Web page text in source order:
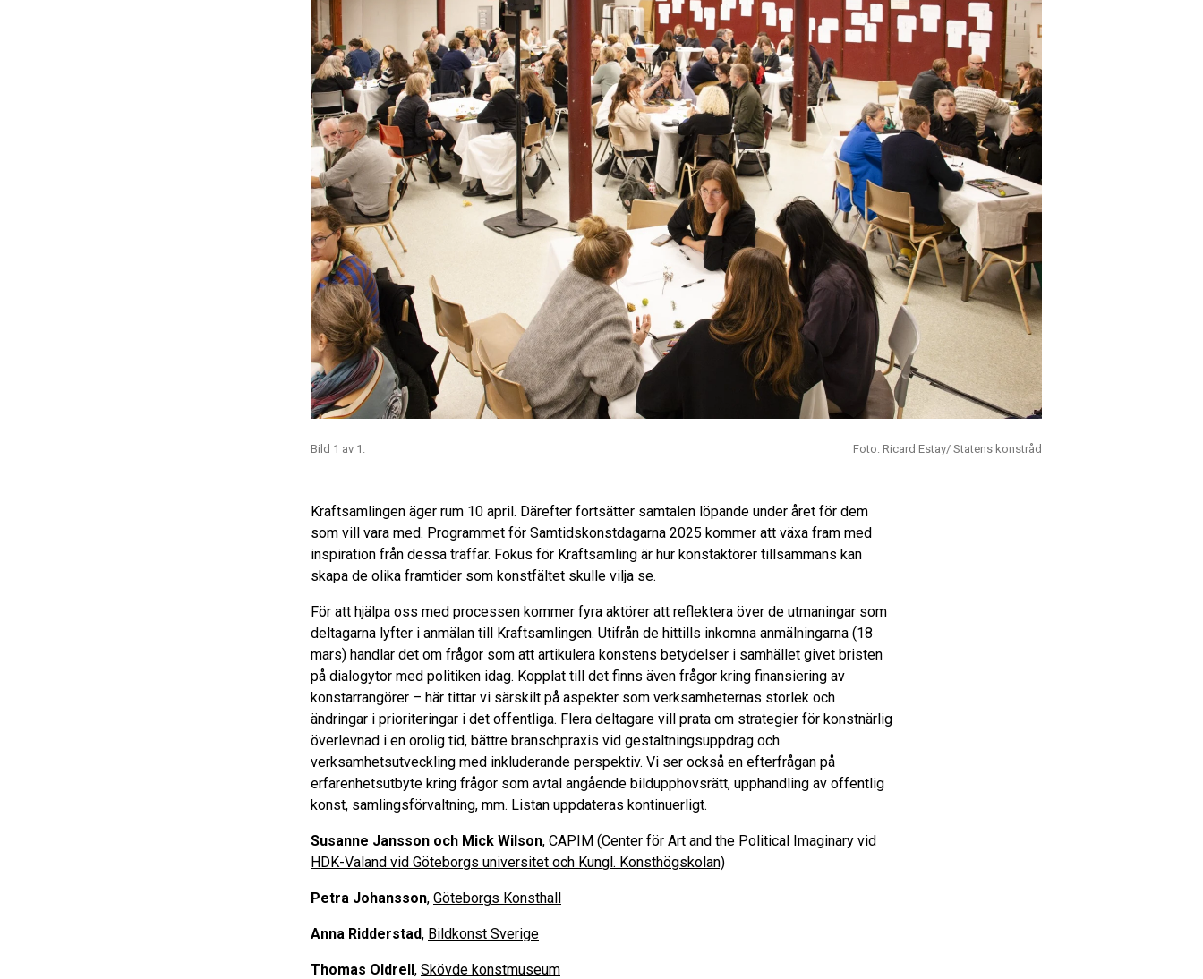
Bild 1 av 1. Foto: Ricard Estay/ Statens konstråd
Kraftsamlingen äger rum 10 april. Därefter fortsätter samtalen löpande under året för dem
som vill vara med. Programmet för Samtidskonstdagarna 2025 kommer att växa fram med
inspiration från dessa träffar. Fokus för Kraftsamling är hur konstaktörer tillsammans kan
skapa de olika framtider som konstfältet skulle vilja se.
För att hjälpa oss med processen kommer fyra aktörer att reflektera över de utmaningar som
deltagarna lyfter i anmälan till Kraftsamlingen. Utifrån de hittills inkomna anmälningarna (18
mars) handlar det om frågor som att artikulera konstens betydelser i samhället givet bristen
på dialogytor med politiken idag. Kopplat till det finns även frågor kring finansiering av
konstarrangörer – här tittar vi särskilt på aspekter som verksamheternas storlek och
ändringar i prioriteringar i det offentliga. Flera deltagare vill prata om strategier för konstnärlig
överlevnad i en orolig tid, bättre branschpraxis vid gestaltningsuppdrag och
verksamhetsutveckling med inkluderande perspektiv. Vi ser också en efterfrågan på
erfarenhetsutbyte kring frågor som avtal angående bildupphovsrätt, upphandling av offentlig
konst, samlingsförvaltning, mm. Listan uppdateras kontinuerligt.
Susanne Jansson och Mick Wilson, CAPIM (Center för Art and the Political Imaginary vid
HDK-Valand vid Göteborgs universitet och Kungl. Konsthögskolan)
Petra Johansson, Göteborgs Konsthall
Anna Ridderstad, Bildkonst Sverige
Thomas Oldrell, Skövde konstmuseum